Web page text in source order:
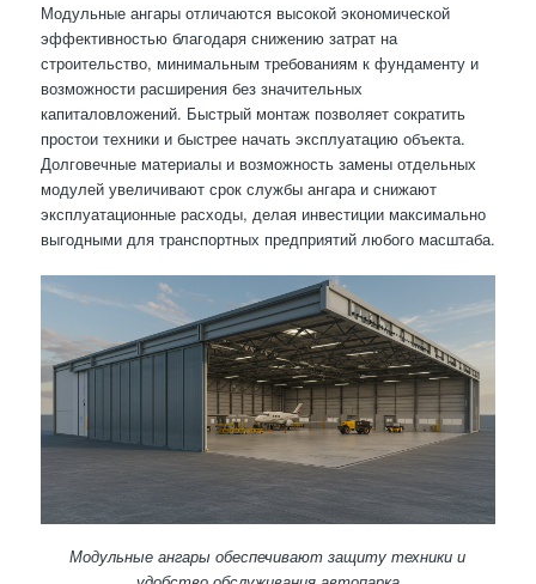
Модульные ангары отличаются высокой экономической
эффективностью благодаря снижению затрат на
строительство, минимальным требованиям к фундаменту и
возможности расширения без значительных
капиталовложений. Быстрый монтаж позволяет сократить
простои техники и быстрее начать эксплуатацию объекта.
Долговечные материалы и возможность замены отдельных
модулей увеличивают срок службы ангара и снижают
эксплуатационные расходы, делая инвестиции максимально
выгодными для транспортных предприятий любого масштаба.
Модульные ангары обеспечивают защиту техники и